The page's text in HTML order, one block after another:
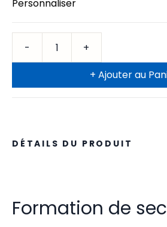
Personnaliser
+ Ajouter au
DÉTAILS DU PRODUIT
Formation de